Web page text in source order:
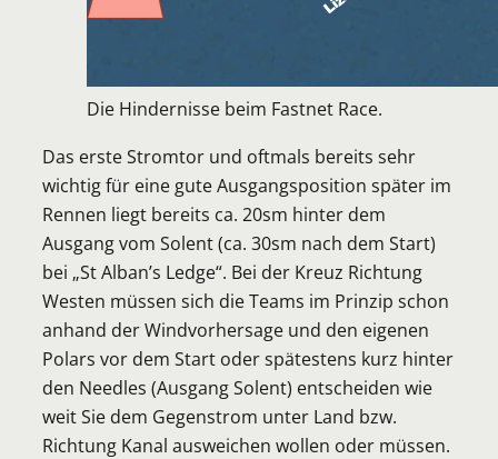
Die Hindernisse beim Fastnet Race.
Das erste Stromtor und oftmals bereits sehr
wichtig für eine gute Ausgangsposition später im
Rennen liegt bereits ca. 20sm hinter dem
Ausgang vom Solent (ca. 30sm nach dem Start)
bei „St Alban’s Ledge“. Bei der Kreuz Richtung
Westen müssen sich die Teams im Prinzip schon
anhand der Windvorhersage und den eigenen
Polars vor dem Start oder spätestens kurz hinter
den Needles (Ausgang Solent) entscheiden wie
weit Sie dem Gegenstrom unter Land bzw.
Richtung Kanal ausweichen wollen oder müssen.